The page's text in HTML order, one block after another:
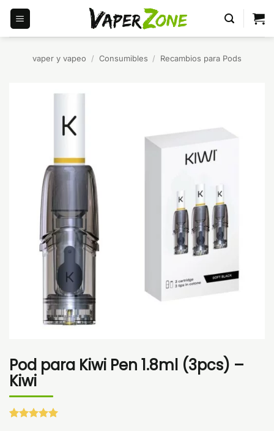
Saltar
contenido
vaper y vapeo / Consumibles / Recambios para Pods
Pod para Kiwi Pen 1.8ml (3pcs) –
Kiwi